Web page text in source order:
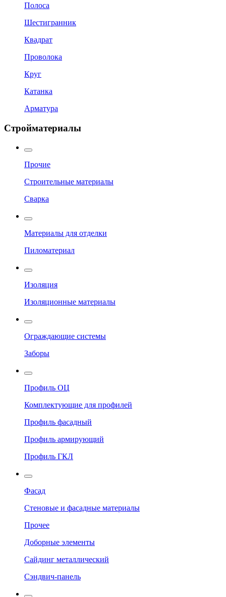
Полоса
Шестигранник
Квадрат
Проволока
Круг
Катанка
Арматура
Стройматериалы
Прочие
Строительные материалы
Сварка
Материалы для отделки
Пиломатериал
Изоляция
Изоляционные материалы
Ограждающие системы
Заборы
Профиль ОЦ
Комплектующие для профилей
Профиль фасадный
Профиль армирующий
Профиль ГКЛ
Фасад
Стеновые и фасадные материалы
Прочее
Доборные элементы
Сайдинг металлический
Сэндвич-панель